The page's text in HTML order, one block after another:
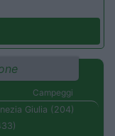
Campeggi
Giulia (204)